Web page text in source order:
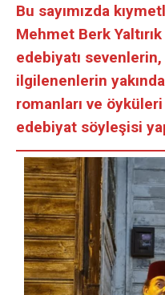
Bu sayımızda
Mehmet Berk
edebiyatı
ilgilenenlerin
romanları ve
edebiyat söyleşisi